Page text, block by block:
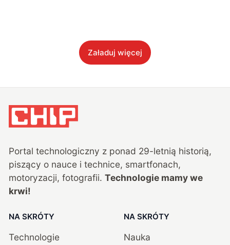
Załaduj więcej
Portal technologiczny z ponad 29-letnią historią,
piszący o nauce i technice, smartfonach,
motoryzacji, fotografii. Technologie mamy we
krwi!
NA SKRÓTY
Technologie
NA SKRÓTY
Nauka